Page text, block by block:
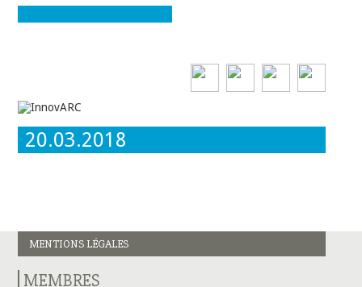
20.03.2018
MENTIONS LÉGALES
MEMBRES